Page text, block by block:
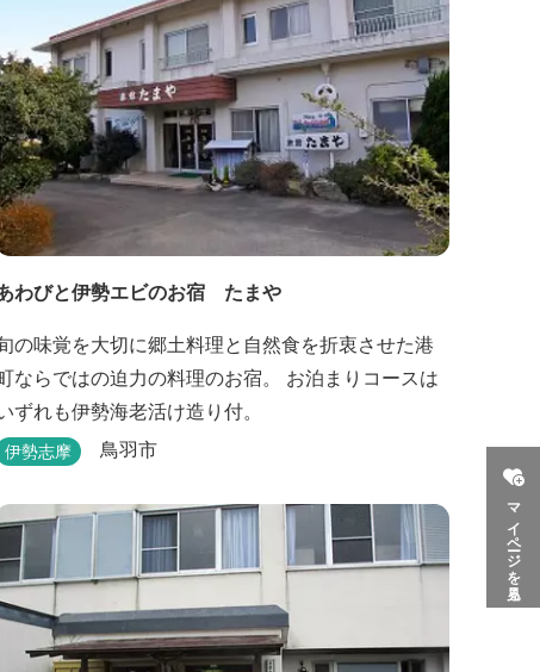
マイページを見る
わびと伊勢エビのお宿 たまや
の味覚を大切に郷土料理と自然食を折衷させた港
ならではの迫力の料理のお宿。 お泊まりコースは
ずれも伊勢海老活け造り付。
伊勢志摩 鳥羽市